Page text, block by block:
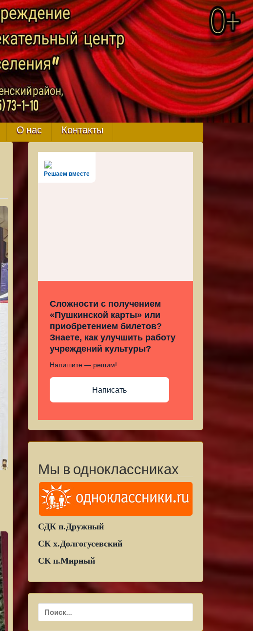
О нас Контакты
Решаем вместе
Сложности с получением
«Пушкинской карты» или
приобретением билетов?
Знаете, как улучшить работу
учреждений культуры?
Напишите — решим!
Написать
Мы в одноклассниках
СДК п.Дружный
СК х.Долгогусевский
СК п.Мирный
Найти: